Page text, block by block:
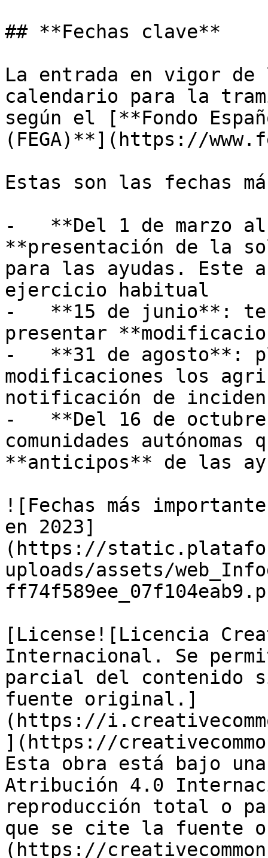
## **Fechas clave**
La entrada en vigor
calendario para la
según el [**Fondo
(FEGA)**](https://
Estas son las fechas
-   **Del 1 de marzo al
**presentación de la
para las ayudas. Este
ejercicio habitual
-   **15 de junio**:
presentar
-   **31 de agosto**:
modificaciones los
notificación de
-   **Del 16 de
comunidades
**anticipos** de las
![Fechas más
en 2023]
(https://
uploads/assets/
[License![Licencia
Internacional. Se
parcial del contenido
fuente original.]
(https://
](https://
Esta obra está bajo
Atribución 4.0
reproducción total o
que se cite la fuente
(https://